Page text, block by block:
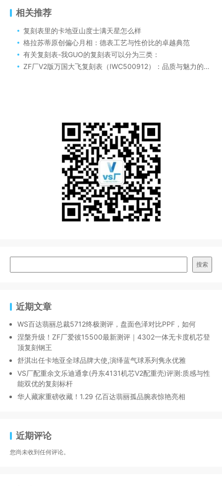
相关推荐
复刻表里的卡地亚山度士满天星怎么样
格拉苏蒂原创偏心月相：德表工艺与性价比的卓越典范
有关复刻表-我GUO的复刻表可以分为三类：
ZF厂V2版万国大飞复刻表（IWC500912）：品质与魅力的完美组合
搜索
近期文章
WS百达翡丽总裁5712终极测评，盘面色泽对比PPF，如何
涅槃升级！ZF厂爱彼15500最新测评｜4302一体无卡度机芯登
顶复刻钢王
舒淇出任卡地亚全球品牌大使,演绎蓝气球系列隽永优雅
VS厂配重余文乐迪通拿(丹东4131机芯V2配重壳)评测:质感与性
能双优的复刻标杆
华人藏家重磅收藏！1.29 亿百达翡丽孤品腕表惊艳亮相
近期评论
您尚未收到任何评论。